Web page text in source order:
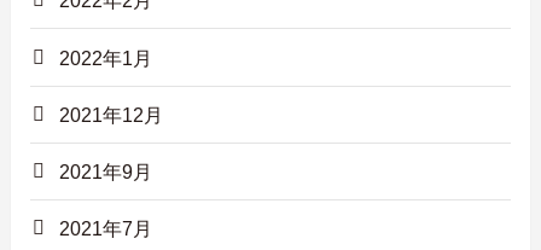
2022年1月
2021年12月
2021年9月
2021年7月